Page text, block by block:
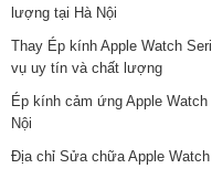
lượng tại Hà Nội
Thay Ép kính Apple Watch
vụ uy tín và chất lượng
Ép kính cảm ứng Apple
Nội
Địa chỉ Sửa chữa Apple